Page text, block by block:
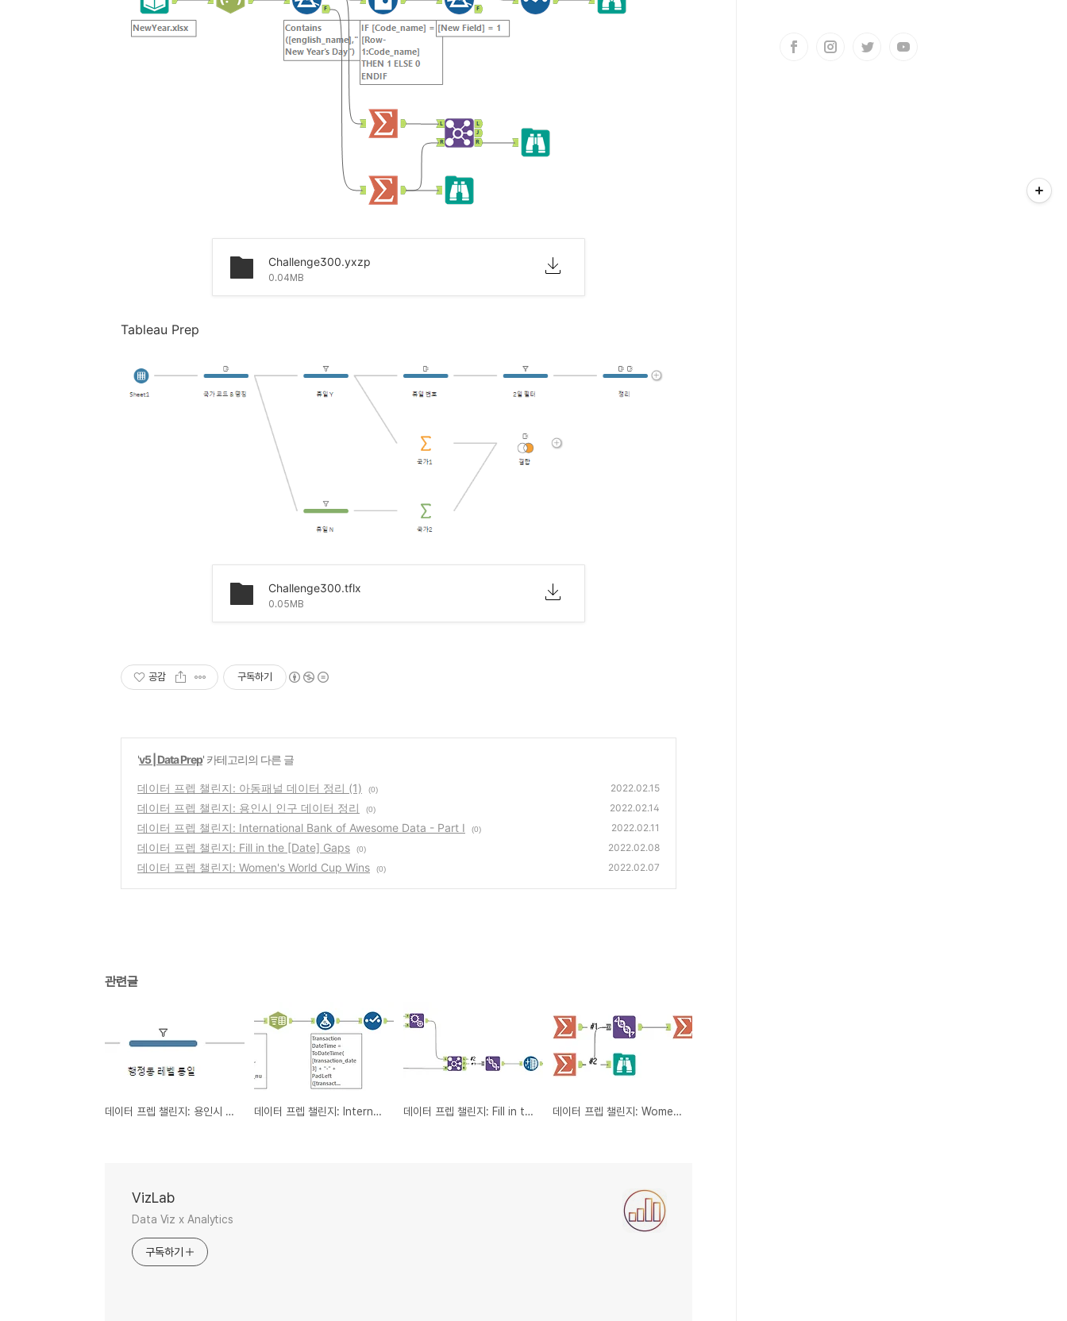
Challenge300.yxzp
0.04MB
Tableau Prep
Challenge300.tflx
0.05MB
공감 구독하기
'v5 | Data Prep' 카테고리의 다른 글
데이터 프렙 챌린지: 아동패널 데이터 정리 (1) (0) 2022.02.15
데이터 프렙 챌린지: 용인시 인구 데이터 정리 (0) 2022.02.14
데이터 프렙 챌린지: International Bank of Awesome Data - Part I (0) 2022.02.11
데이터 프렙 챌린지: Fill in the [Date] Gaps (0) 2022.02.08
데이터 프렙 챌린지: Women's World Cup Wins (0) 2022.02.07
관련글
데이터 프렙 챌린지: 용인시 인구 데이터 정리 데이터 프렙 챌린지: International Bank of Awesome Data - Part I 데이터 프렙 챌린지: Fill in the [Date] Gaps 데이터 프렙 챌린지: Women's World Cup Wins
VizLab
Data Viz x Analytics
구독하기